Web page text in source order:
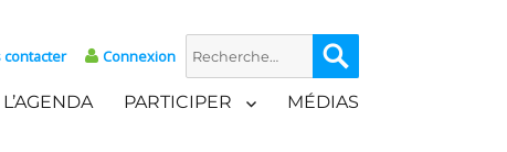
contacter Connexion
Recherche
pour :
L’AGENDA PARTICIPER MÉDIAS